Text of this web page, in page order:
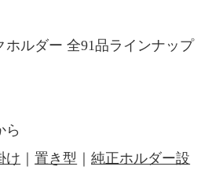
ホルダー 全91品ラインナップ
ら
け ｜置き型 ｜純正ホルダー設